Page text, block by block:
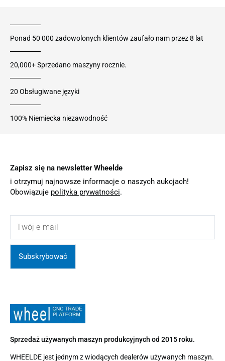
Ponad 50 000 zadowolonych klientów zaufało nam przez 8 lat
20,000+ Sprzedano maszyny rocznie.
20 Obsługiwane języki
100% Niemiecka niezawodność
Zapisz się na newsletter Wheelde
i otrzymuj najnowsze informacje o naszych aukcjach!
Obowiązuje polityka prywatności.
Subskrybować
Sprzedaż używanych maszyn produkcyjnych od 2015 roku.
WHEELDE jest jednym z wiodących dealerów używanych maszyn.